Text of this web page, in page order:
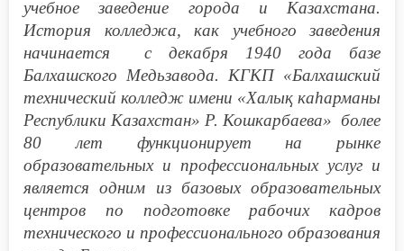
учебное заведение города и Казахстана.
История колледжа, как учебного заведения
начинается с декабря 1940 года базе
Балхашского Медьзавода. КГКП «Балхашский
технический колледж имени «Халық каһарманы
Республики Казахстан» Р. Кошкарбаева» более
80 лет функционирует на рынке
образовательных и профессиональных услуг и
является одним из базовых образовательных
центров по подготовке рабочих кадров
технического и профессионального образования